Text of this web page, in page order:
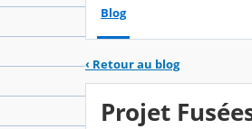
Blog
‹ Retour au blog
Projet